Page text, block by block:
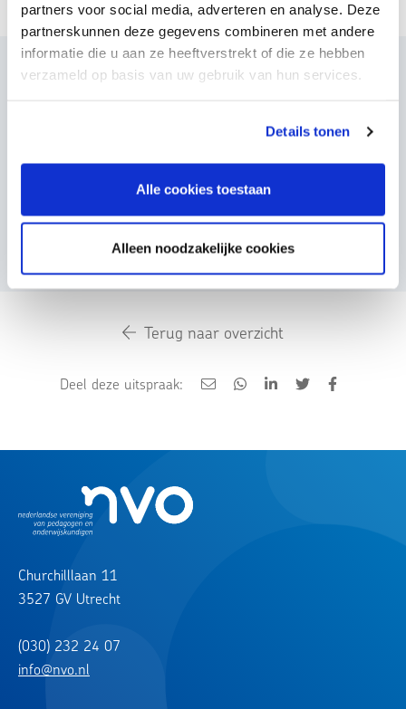
partners voor social media, adverteren en analyse. Deze
partnerskunnen deze gegevens combineren met andere
informatie die u aan ze heeftverstrekt of die ze hebben
verzameld op basis van uw gebruik van hun services.
Details tonen
Alle cookies toestaan
Alleen noodzakelijke cookies
Gerelateerde uitspraak
29-11-2021
Nadat het College de onderhavige klacht in behandeling
heeft ingediend bij een van de drie regionale tuchtcolleges
voor de gezondheidszorg.
Terug naar overzicht
Deel deze uitspraak:
Churchilllaan 11
3527 GV Utrecht
(030) 232 24 07
info@nvo.nl